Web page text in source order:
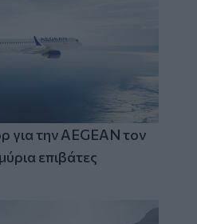
για την AEGEAN τον
επιβάτες